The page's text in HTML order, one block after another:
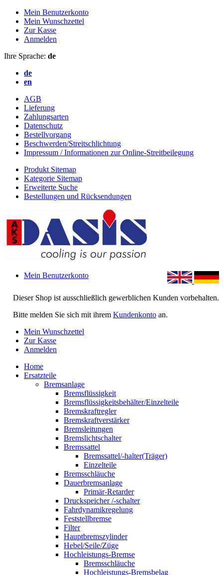
Mein Benutzerkonto
Mein Wunschzettel
Zur Kasse
Anmelden
Ihre Sprache: de
de
en
AGB
Lieferung
Zahlungsarten
Datenschutz
Bestellvorgang
Beschwerden/Streitschlichtung
Impressum / Informationen zur Online-Streitbeilegung
Produkt Sitemap
Kategorie Sitemap
Erweiterte Suche
Bestellungen und Rücksendungen
Dieser Shop ist ausschließlich gewerblichen Kunden vorbehalten.
Bitte melden Sie sich mit ihrem Kundenkonto an.
Mein Benutzerkonto
Mein Wunschzettel
Zur Kasse
Anmelden
Home
Ersatzteile
Bremsanlage
Bremsflüssigkeit
Bremsflüssigkeitsbehälter/Einzelteile
Bremskraftregler
Bremskraftverstärker
Bremsleitungen
Bremslichtschalter
Bremssattel
Bremssattel/-halter(Träger)
Einzelteile
Bremsschläuche
Dauerbremsanlage
Primär-Retarder
Druckspeicher /-schalter
Fahrdynamikregelung
Feststellbremse
Filter
Hauptbremszylinder
Hebel/Seile/Züge
Hochleistungs-Bremse
Bremsschläuche
Hochleistungs-Bremsbelag